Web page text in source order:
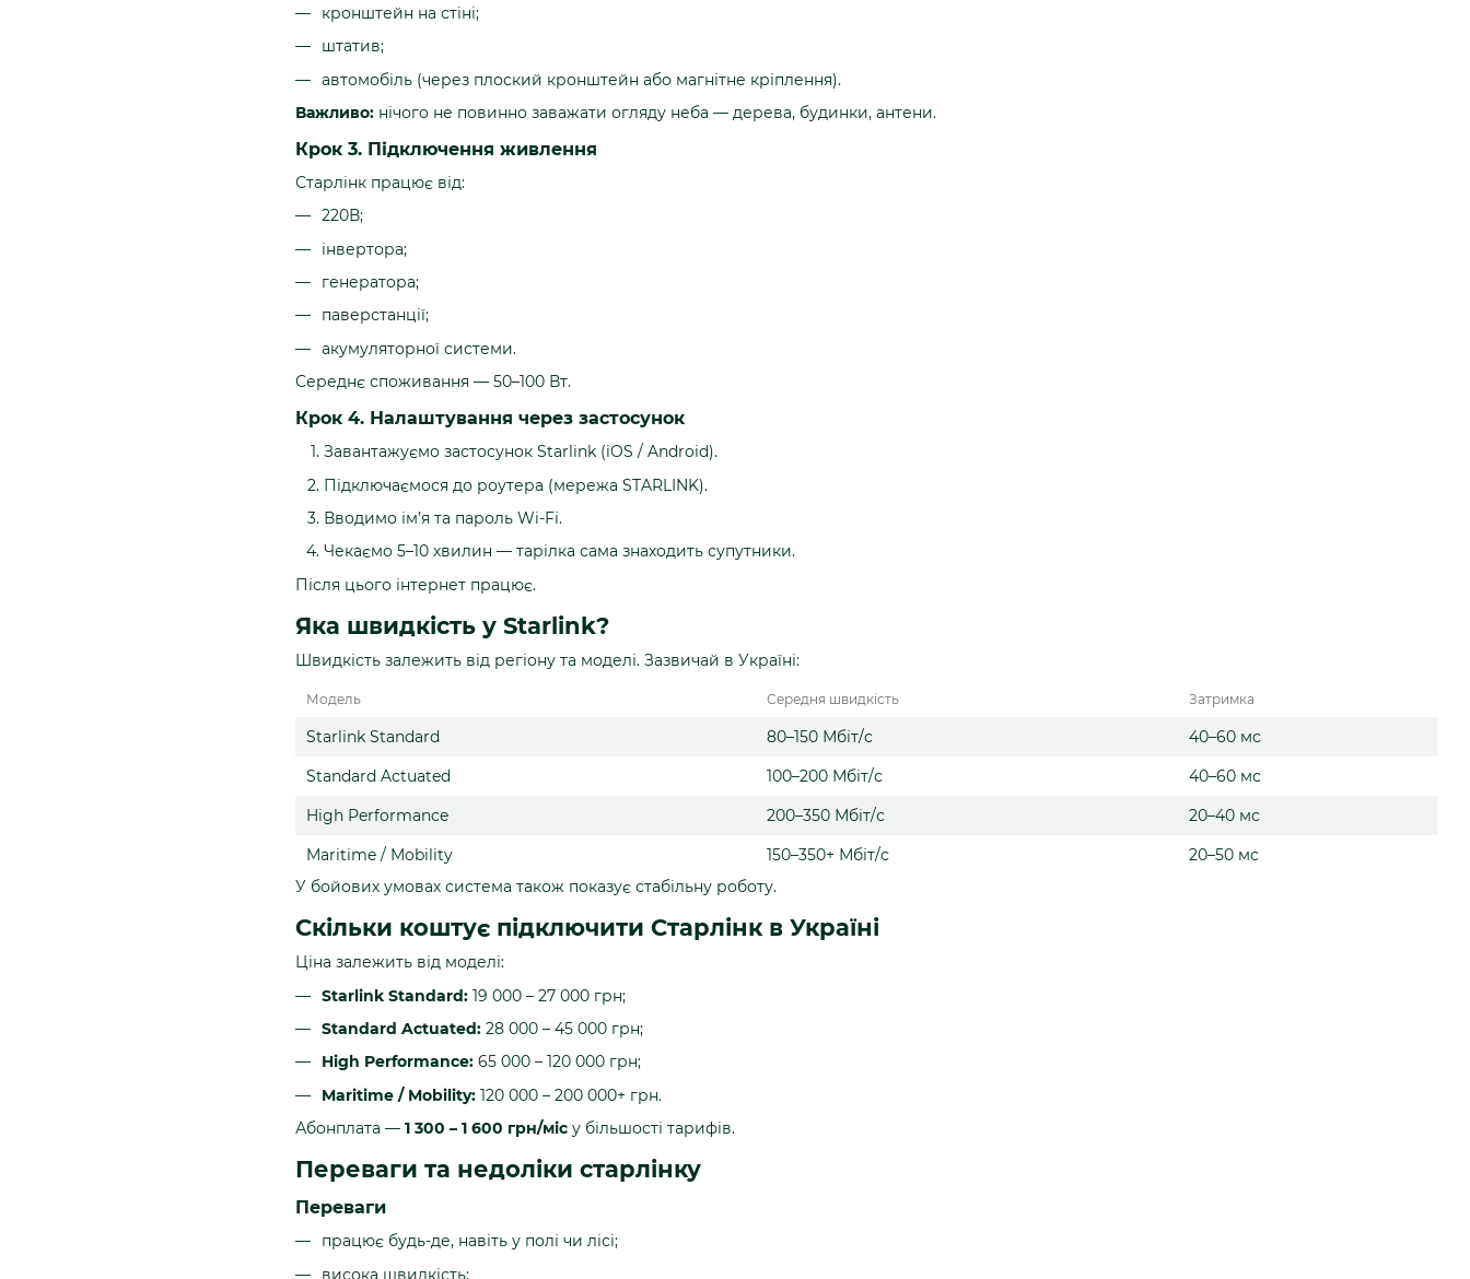
кронштейн на стіні;
штатив;
автомобіль (через плоский кронштейн або магнітне кріплення).
Важливо: нічого не повинно заважати огляду неба — дерева, будинки, антени.
Крок 3. Підключення живлення
Старлінк працює від:
220В;
інвертора;
генератора;
паверстанції;
акумуляторної системи.
Середнє споживання — 50–100 Вт.
Крок 4. Налаштування через застосунок
Завантажуємо застосунок Starlink (iOS / Android).
Підключаємося до роутера (мережа STARLINK).
Вводимо ім’я та пароль Wi-Fi.
Чекаємо 5–10 хвилин — тарілка сама знаходить супутники.
Після цього інтернет працює.
Яка швидкість у Starlink?
Швидкість залежить від регіону та моделі. Зазвичай в Україні:
Модель Середня швидкість Затримка
Starlink Standard 80–150 Мбіт/с
40–60 мс
Standard Actuated
100–200 Мбіт/с
40–60 мс
High Performance
200–350 Мбіт/с
20–40 мс
Maritime / Mobility
150–350+ Мбіт/с
20–50 мс
У бойових умовах система також показує стабільну роботу.
Скільки коштує підключити Старлінк в Україні
Ціна залежить від моделі:
Starlink Standard: 19 000 – 27 000 грн;
Standard Actuated: 28 000 – 45 000 грн;
High Performance: 65 000 – 120 000 грн;
Maritime / Mobility: 120 000 – 200 000+ грн.
Абонплата — 1 300 – 1 600 грн/міс у більшості тарифів.
Переваги та недоліки старлінку
Переваги
працює будь-де, навіть у полі чи лісі;
висока швидкість;